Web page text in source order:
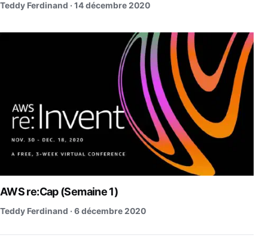
Teddy Ferdinand · 14 décembre 2020
AWS re:Cap (Semaine 1)
Teddy Ferdinand · 6 décembre 2020